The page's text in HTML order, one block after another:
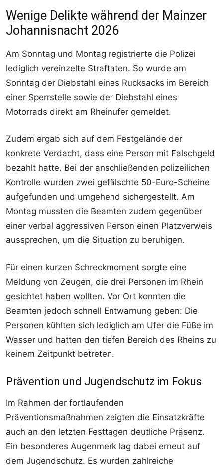
Wenige Delikte während der Mainzer
Johannisnacht 2026
Am Sonntag und Montag registrierte die Polizei
lediglich vereinzelte Straftaten. So wurde am
Sonntag der Diebstahl eines Rucksacks im Bereich
einer Sperrstelle sowie der Diebstahl eines
Motorrads direkt am Rheinufer gemeldet.
Zudem ergab sich auf dem Festgelände der
konkrete Verdacht, dass eine Person mit Falschgeld
bezahlt hatte. Bei der anschließenden polizeilichen
Kontrolle wurden zwei gefälschte 50-Euro-Scheine
aufgefunden und umgehend sichergestellt. Am
Montag mussten die Beamten zudem gegenüber
einer verbal aggressiven Person einen Platzverweis
aussprechen, um die Situation zu beruhigen.
Für einen kurzen Schreckmoment sorgte eine
Meldung von Zeugen, die drei Personen im Rhein
gesichtet haben wollten. Vor Ort konnten die
Beamten jedoch schnell Entwarnung geben: Die
Personen kühlten sich lediglich am Ufer die Füße im
Wasser und hatten den tiefen Bereich des Rheins zu
keinem Zeitpunkt betreten.
Prävention und Jugendschutz im Fokus
Im Rahmen der fortlaufenden
Präventionsmaßnahmen zeigten die Einsatzkräfte
auch an den letzten Festtagen deutliche Präsenz.
Ein besonderes Augenmerk lag dabei erneut auf
dem Jugendschutz. Es wurden zahlreiche